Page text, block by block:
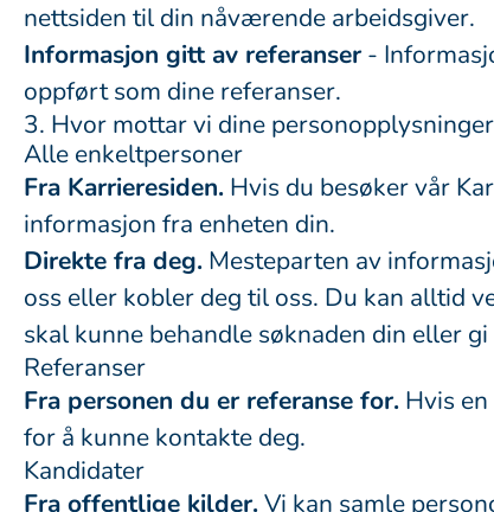
nettsiden til din nåværende arbeidsgiver.
Informasjon gitt av referanser-
oppført som dine referanser.
3. Hvor mottar vi dine
Alle enkeltpersoner
Fra Karrieresiden. Hvis du besøker vår
informasjon fra enheten din.
Direkte fra deg. Mesteparten av
oss eller kobler deg til oss. Du kan alltid
skal kunne behandle søknaden din eller
Referanser
Fra personen du er referanse for. Hvis
for å kunne kontakte deg.
Kandidater
Fra offentlige kilder.Vi kan samle